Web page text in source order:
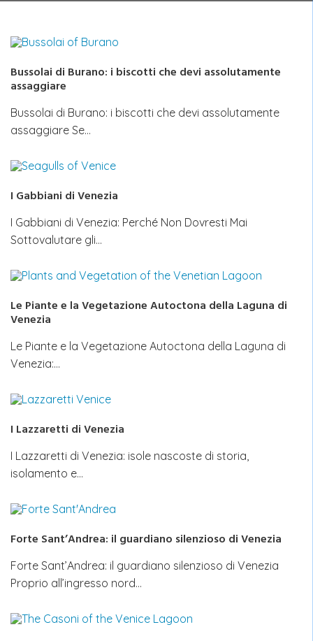
Bussolai di Burano: i biscotti che devi assolutamente
assaggiare
Bussolai di Burano: i biscotti che devi assolutamente
assaggiare Se…
I Gabbiani di Venezia
I Gabbiani di Venezia: Perché Non Dovresti Mai
Sottovalutare gli…
Le Piante e la Vegetazione Autoctona della Laguna di
Venezia
Le Piante e la Vegetazione Autoctona della Laguna di
Venezia:…
I Lazzaretti di Venezia
I Lazzaretti di Venezia: isole nascoste di storia,
isolamento e…
Forte Sant’Andrea: il guardiano silenzioso di Venezia
Forte Sant’Andrea: il guardiano silenzioso di Venezia
Proprio all’ingresso nord…